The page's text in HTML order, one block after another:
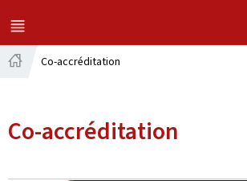
MENU
PRINCIPAL
Co-accréditation
Co-accréditation